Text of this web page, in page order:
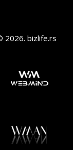
2026.bizlife.rs